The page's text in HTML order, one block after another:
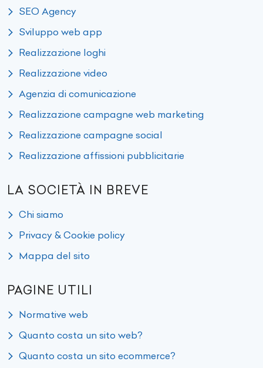
SEO Agency
Sviluppo web app
Realizzazione loghi
Realizzazione video
Agenzia di comunicazione
Realizzazione campagne web marketing
Realizzazione campagne social
Realizzazione affissioni pubblicitarie
LA SOCIETÀ IN BREVE
Chi siamo
Privacy & Cookie policy
Mappa del sito
PAGINE UTILI
Normative web
Quanto costa un sito web?
Quanto costa un sito ecommerce?